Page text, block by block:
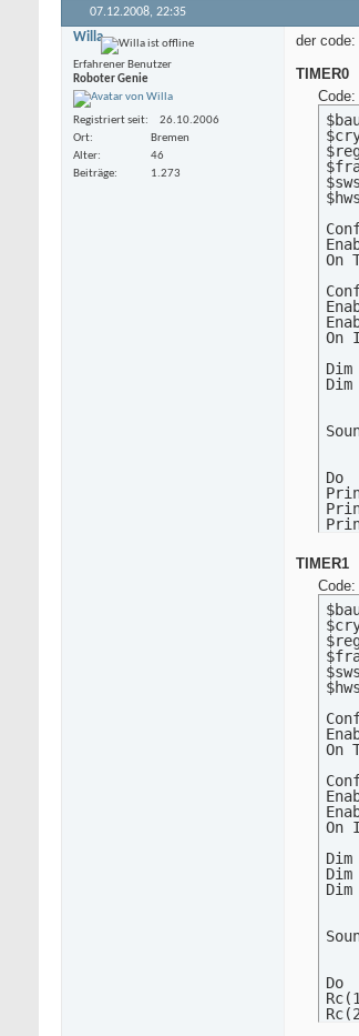
07.12.2008, 22:35
Willa
Erfahrener Benutzer
Roboter Genie
Registriert seit
26.10.2006
Ort
Bremen
Alter
46
Beiträge
1.273
der code:
TIMER0
Code:
On
On
Do
TIMER1
Code:
On
On
Do